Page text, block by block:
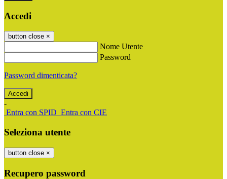
Accedi
button close ×
Nome Utente
Password
Password dimenticata?
-
Entra con SPID Entra con CIE
Seleziona utente
button close ×
Recupero password